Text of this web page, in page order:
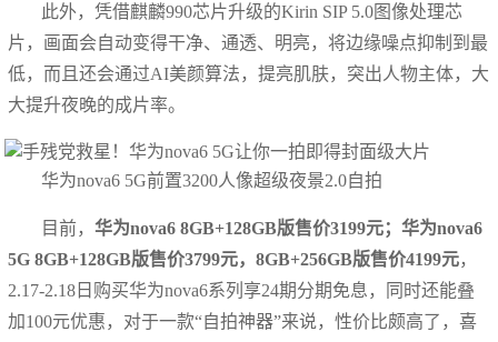
此外，凭借麒麟990芯片升级的Kirin SIP 5.0图像处理芯
片，画面会自动变得干净、通透、明亮，将边缘噪点抑制到最
低，而且还会通过AI美颜算法，提亮肌肤，突出人物主体，大
大提升夜晚的成片率。
华为nova6 5G前置3200人像超级夜景2.0自拍
目前，华为nova6 8GB+128GB版售价3199元；华为nova6
5G 8GB+128GB版售价3799元，8GB+256GB版售价4199元，
2.17-2.18日购买华为nova6系列享24期分期免息，同时还能叠
加100元优惠，对于一款“自拍神器”来说，性价比颇高了，喜